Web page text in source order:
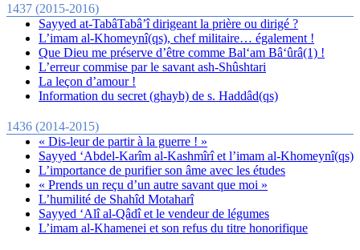
1437 (2015-2016)
Sayyed at-TabâTabâ’î dirigeant la prière ou dirigé ?
L’imam al-Khomeynî(qs), chef militaire… également !
Que Dieu me préserve d’être comme Bal‘am Bâ‘ûrâ(1) !
L’erreur commise par le savant ash-Shûshtari
La leçon d’amour !
Information du secret (ghayb) de s. Haddâd(qs)
1436 (2014-2015)
« Dis-leur de partir à la guerre ! »
Sayyed ‘Abdel-Karîm al-Kashmîrî et l’imam al-Khomeynî(qs)
L’importance de purifier son âme avec les études
« Prends un reçu d’un autre savant que moi »
L’humilité de Shahîd Motaharî
Sayyed ‘Alî al-Qâdî et le vendeur de légumes
L’imam al-Khamenei et son refus du titre honorifique